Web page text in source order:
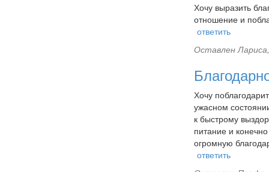
Хочу выразить
отношение и
ответить
Оставлен
Хочу
ужасном
к быстрому
питание и
огромную
ответить